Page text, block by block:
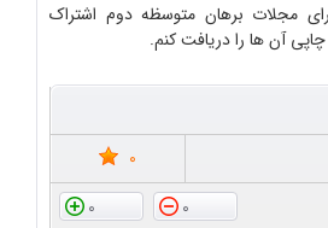
مجلات برهان متوسظه دوم اشتراک
آن ها را دریافت کنم.
0
0
0